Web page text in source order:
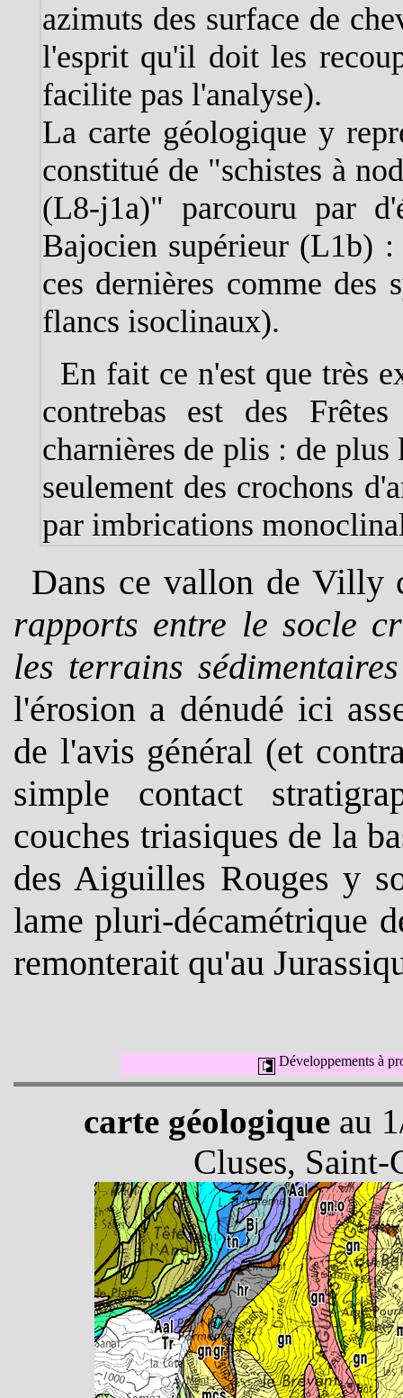
azimuts des surface de
l'esprit qu'il doit les
facilite pas l'analyse).
La carte géologique y
constitué de "schistes à
(L8-j1a)" parcouru par
Bajocien supérieur (L1b)
ces dernières comme des
flancs isoclinaux).
En fait ce n'est que très
contrebas est des
charnières de plis : de
seulement des crochons
par imbrications
Dans ce vallon de Villy
rapports entre le socle
les terrains
l'érosion a dénudé ici
de l'avis général (et
simple contact
couches triasiques de la
des Aiguilles Rouges y
lame pluri-décamétrique
remonterait qu'au
Développements à
carte géologiqueau
Cluses,